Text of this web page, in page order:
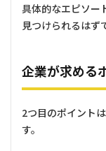
具体的なエピソー
見つけられるはず
企業が求める
2つ目のポイント
す。